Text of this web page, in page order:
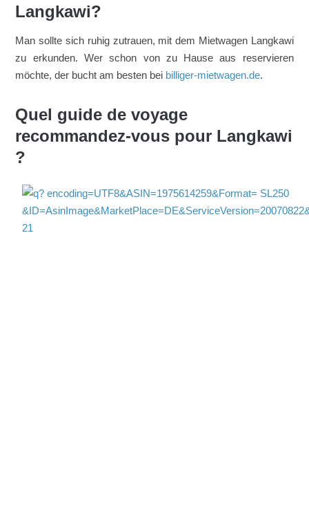
Langkawi?
Man sollte sich ruhig zutrauen, mit dem Mietwagen Langkawi
zu erkunden. Wer schon von zu Hause aus reservieren
möchte, der bucht am besten bei billiger-mietwagen.de.
Quel guide de voyage
recommandez-vous pour Langkawi
?